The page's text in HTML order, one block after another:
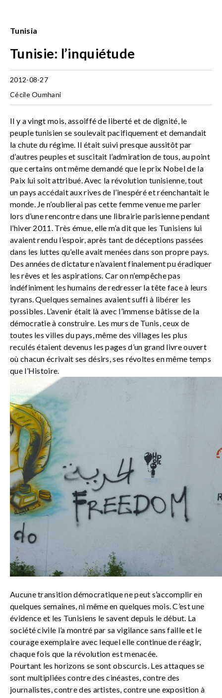
Tunisia
Tunisie: l’inquiétude
2012-08-27
Cécile Oumhani
Il y a vingt mois, assoiffé de liberté et de dignité, le
peuple tunisien se soulevait pacifiquement et demandait
la chute du régime. Il était suivi presque aussitôt par
d’autres peuples et suscitait l’admiration de tous, au point
que certains ont même demandé que le prix Nobel de la
Paix lui soit attribué. Avec la révolution tunisienne, tout
un pays accédait aux rives de l’inespéré et réenchantait le
monde. Je n’oublierai pas cette femme venue me parler
lors d’une rencontre dans une librairie parisienne pendant
l’hiver 2011. Très émue, elle m’a dit que les Tunisiens lui
avaient rendu l’espoir, après tant de déceptions passées
dans les luttes qu’elle avait menées dans son propre pays.
Des années de dictature n’avaient finalement pu éradiquer
les rêves et les aspirations. Car on n’empêche pas
indéfiniment les humains de redresser la tête face à leurs
tyrans. Quelques semaines avaient suffi à libérer les
possibles. L’avenir était là avec l’immense bâtisse de la
démocratie à construire. Les murs de Tunis, ceux de
toutes les villes du pays, même des villages les plus
reculés étaient devenus les pages d’un grand livre ouvert
où chacun écrivait ses désirs, ses révoltes en même temps
que l’Histoire.
Aucune transition démocratique ne peut s’accomplir en
quelques semaines, ni même en quelques mois. C’est une
évidence et les Tunisiens le savent depuis le début. La
société civile l’a montré par sa vigilance sans faille et le
courage exemplaire avec lequel elle continue de réagir,
chaque fois que la révolution est menacée.
Pourtant les horizons se sont obscurcis. Les attaques se
sont multipliées contre des cinéastes, contre des
journalistes, contre des artistes, contre une exposition à